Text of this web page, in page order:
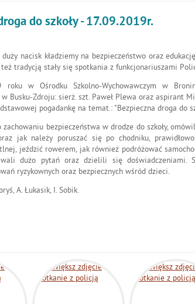
do szkoły - 17.09.2019r.
duży nacisk kładziemy na bezpieczeństwo oraz
też tradycją stały się spotkania z funkcjonariuszami
roku w Ośrodku Szkolno-Wychowawczym w
Busku-Zdroju: sierż. szt. Paweł Plewa oraz aspirant
pogadankę na temat.: "Bezpieczna droga do
bezpieczeństwa w drodze do szkoły,
jak należy poruszać się po chodniku,
jeździć rowerem, jak również podróżować
dużo pytań oraz dzielili się doświadczeniami.
ryzykownych oraz bezpiecznych wśród dzieci.
A. Łukasik, I. Sobik.